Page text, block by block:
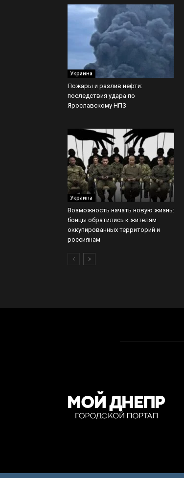
Украина
Пожары и разлив нефти:
последствия удара по
Ярославскому НПЗ
Украина
Возможность начать новую жизнь:
бойцы обратились к жителям
оккупированных территорий и
россиянам